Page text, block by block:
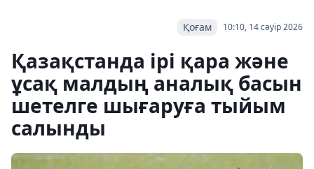
10:10, 14 сәуір 2026
Қоғам
Қазақстанда ірі қара және
ұсақ малдың аналық басын
шетелге шығаруға тыйым
салынды